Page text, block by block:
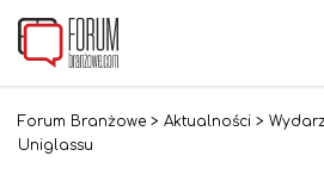
Forum Branżowe > Aktualności >
Uniglassu